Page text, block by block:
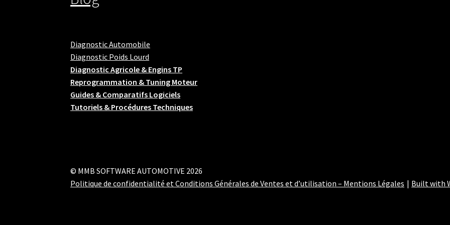
Diagnostic Automobile
Diagnostic Poids Lourd
Diagnostic Agricole & Engins TP
Reprogrammation & Tuning Moteur
Guides & Comparatifs Logiciels
Tutoriels & Procédures Techniques
© MMB SOFTWARE AUTOMOTIVE 2026
Politique de confidentialité et Conditions Générales de Ventes et d’utilisation – Mentions Légales
Built with